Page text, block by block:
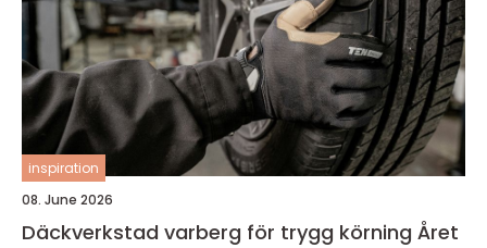
inspiration
08. June 2026
Däckverkstad varberg för trygg körning Året